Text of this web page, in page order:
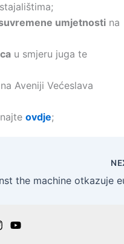
umjetnosti na
u smjeru juga te
na Aveniji Većeslava
ovdje;